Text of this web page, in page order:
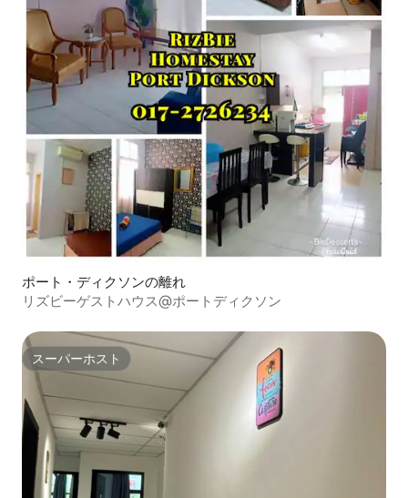
ポート・ディクソンの離れ
リズビーゲストハウス@ポートディクソン
スーパーホスト
スーパーホスト